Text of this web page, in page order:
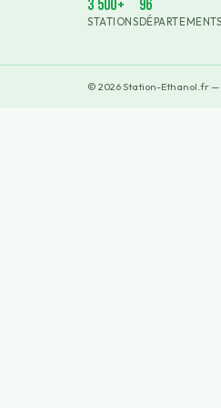
3 500+
STATIONS
96
DÉPARTEMENTS
© 2026Station-Ethanol.fr —